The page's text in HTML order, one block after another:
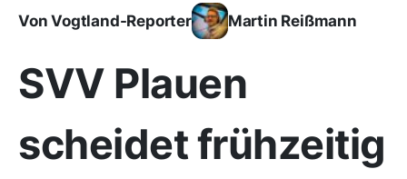
Von Vogtland-Reporter Martin Reißmann
SVV Plauen
scheidet frühzeitig